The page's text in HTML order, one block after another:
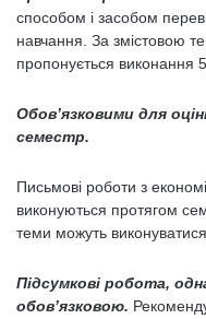
способом і засобом
навчання. За змістовою
пропонується виконання
Обов’язковими для
семестр.
Письмові роботи з
виконуються протягом
теми можуть
Підсумкові робота,
обов’язковою.